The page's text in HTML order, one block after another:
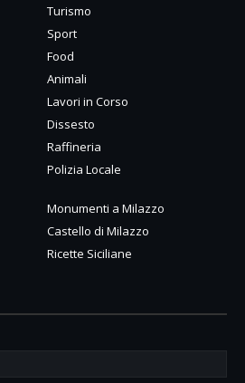
Turismo
Sport
Food
Animali
Lavori in Corso
Dissesto
Raffineria
Polizia Locale
Monumenti a Milazzo
Castello di Milazzo
Ricette Siciliane